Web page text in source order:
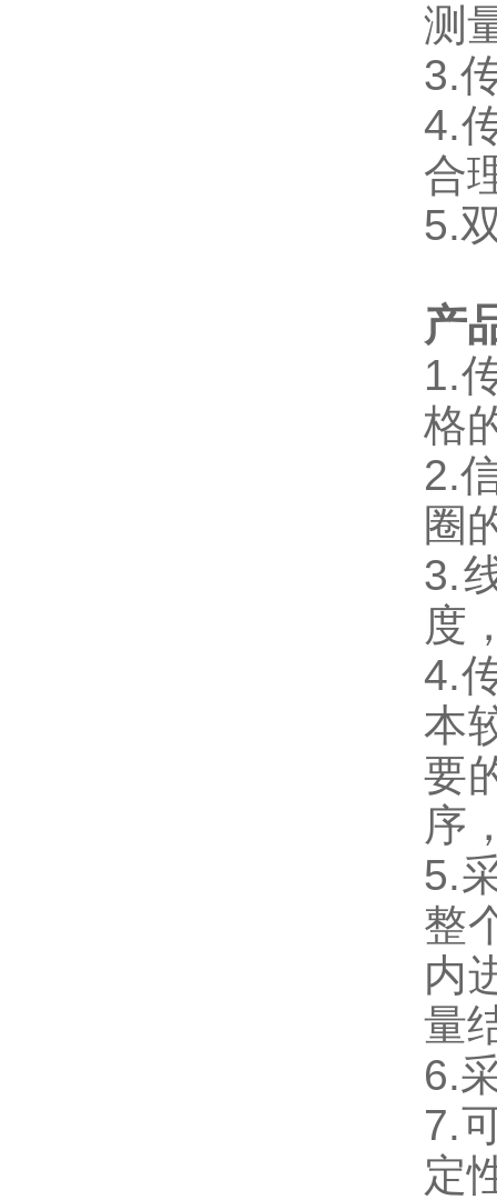
测
3.
4.
合
5.
产
1.
格
2.
圈
3.
度
4.
本
要
序
5.
整
内
量
6.
7.
定